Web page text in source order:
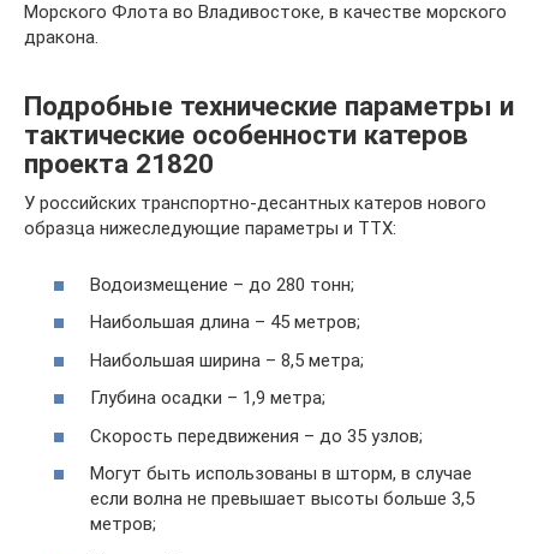
Морского Флота во Владивостоке, в качестве морского
дракона.
Подробные технические параметры и
тактические особенности катеров
проекта 21820
У российских транспортно-десантных катеров нового
образца нижеследующие параметры и ТТХ:
Водоизмещение – до 280 тонн;
Наибольшая длина – 45 метров;
Наибольшая ширина – 8,5 метра;
Глубина осадки – 1,9 метра;
Скорость передвижения – до 35 узлов;
Могут быть использованы в шторм, в случае
если волна не превышает высоты больше 3,5
метров;